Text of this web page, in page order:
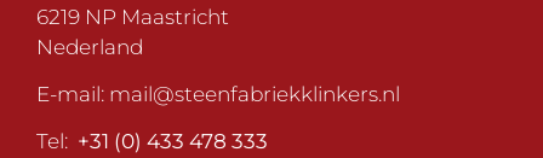
6219 NP Maastricht
Nederland
E-mail: mail@steenfabriekklinkers.nl
Tel: +31 (0) 433 478 333